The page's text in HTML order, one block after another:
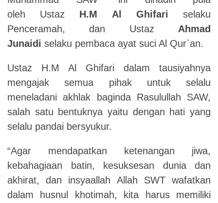
oleh Ustaz H.M Al Ghifari selaku
Penceramah, dan Ustaz Ahmad
Junaidi selaku pembaca ayat suci Al Qur`an.
Ustaz H.M Al Ghifari dalam tausiyahnya
mengajak semua pihak untuk selalu
meneladani akhlak baginda Rasulullah SAW,
salah satu bentuknya yaitu dengan hati yang
selalu pandai bersyukur.
“Agar mendapatkan ketenangan jiwa,
kebahagiaan batin, kesuksesan dunia dan
akhirat, dan insyaallah Allah SWT wafatkan
dalam husnul khotimah, kita harus memiliki